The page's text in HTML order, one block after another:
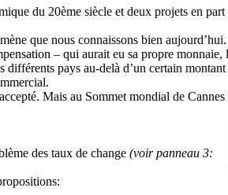
du 20ème siècle et deux projets en
que nous connaissons bien aujourd’hui.
– qui aurait eu sa propre monnaie,
différents pays au-delà d’un certain
Mais au Sommet mondial de
des taux de change (voir panneau 3: